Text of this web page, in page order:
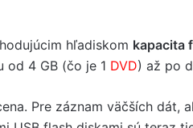
hľadiskom kapacita
od 4 GB (čo je 1 DVD) až po
Pre záznam väčších dát,